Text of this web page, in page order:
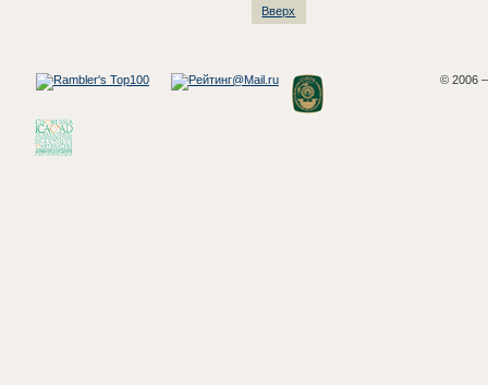
Вверх
© 2006